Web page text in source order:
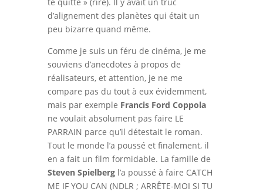
d’alignement des planètes qui était un
peu bizarre quand même.
Comme je suis un féru de cinéma, je me
souviens d’anecdotes à propos de
réalisateurs, et attention, je ne me
compare pas du tout à eux évidemment,
mais par exemple Francis Ford Coppola
ne voulait absolument pas faire LE
PARRAIN parce qu’il détestait le roman.
Tout le monde l’a poussé et finalement, il
en a fait un film formidable. La famille de
Steven Spielbergl’a poussé à faire CATCH
ME IF YOU CAN (NDLR ; ARRÊTE-MOI SI TU